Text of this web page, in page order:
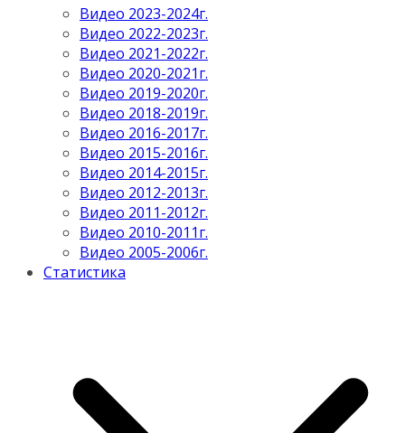
Видео 2023-2024г.
Видео 2022-2023г.
Видео 2021-2022г.
Видео 2020-2021г.
Видео 2019-2020г.
Видео 2018-2019г.
Видео 2016-2017г.
Видео 2015-2016г.
Видео 2014-2015г.
Видео 2012-2013г.
Видео 2011-2012г.
Видео 2010-2011г.
Видео 2005-2006г.
Статистика